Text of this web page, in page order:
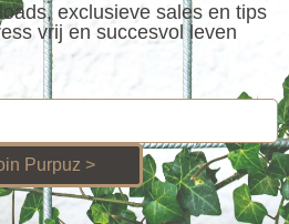
exclusieve sales en tips
vrij en succesvol leven
Purpuz >